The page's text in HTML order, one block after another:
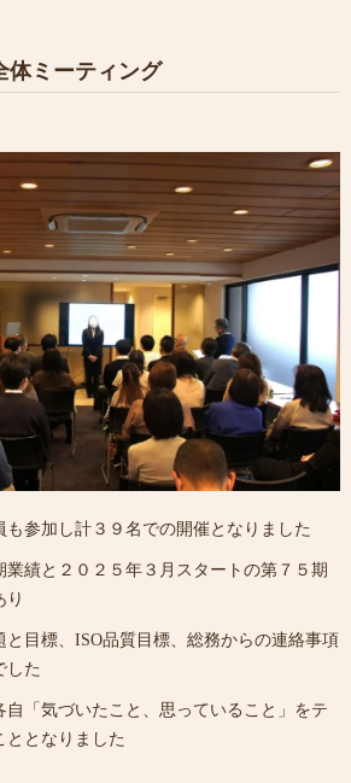
ミーティング
も参加し計３９名での開催となりました
業績と２０２５年３月スタートの第７５期
り
目標、ISO品質目標、総務からの連絡事項
した
自「気づいたこと、思っていること」をテ
ととなりました